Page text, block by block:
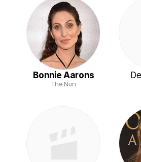
Bonnie Aarons
The Nun